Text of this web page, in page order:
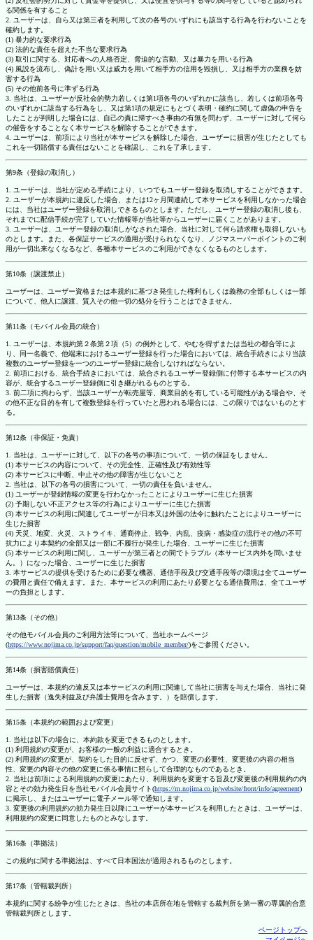
る関係を有すること
2. ユーザーは、自ら又は第三者を利用して次の各号のいずれにも該当する行為を行わないことを
確約します。
(1) 暴力的な要求行為
(2) 法的な責任を超えた不当な要求行為
(3) 取引に関する、対応者への人格否定、脅迫的な言動、又は暴力を用いる行為
(4) 風説を流布し、偽計を用い又は威力を用いて相手方の信用を毀損し、又は相手方の業務を妨
害する行為
(5) その他前各号に準ずる行為
3. 当社は、ユーザーが反社会的勢力若しくは第1項各号のいずれかに該当し、若しくは前項各号
のいずれかに該当する行為をし、又は第1項の規定にもとづく表明・確約に関して虚偽の申告を
したことが判明した場合には、自己の責に帰すべき事由の有無を問わず、ユーザーに対して何ら
の催告をすることなく本サービスを解除することができます。
4. ユーザーは、前項により当社が本サービスを解除した場合、ユーザーに損害が生じたとしても
これを一切賠償する責任はないことを確認し、これを了承します。
第9条（登録の取消し）
1. ユーザーは、当社が定める手続により、いつでもユーザー登録を取消しすることができます。
2. ユーザーが本規約に違反した場合、または12ヶ月間連続して本サービスを利用しなかった場合
には、当社はユーザー登録を取消しできるものとします。ただし、ユーザー登録の取消し後も、
それまでに配信手続が完了していた情報等が当社等からユーザーに届くことがあります。
3. ユーザーは、ユーザー登録の取消しがなされた場合、当社に対して何ら請求権も取得しないも
のとします。また、各保証サービスの適用が受けられなくなり、ノジマスーパーポイントのご利
用が一切出来なくなるなど、各種本サービスのご利用ができなくなるものとします。
第10条（譲渡禁止）
ユーザーは、ユーザー資格または本規約に基づき発生した権利もしくは義務の全部もしくは一部
について、他人に譲渡、質入その他一切の処分を行うことはできません。
第11条（モバイル会員の統合）
1. ユーザーは、本規約第２条第２項（5）の例外として、やむを得ずまたは当社の都合等によ
り、同一名義で、他端末におけるユーザー登録を行った場合においては、統合手続きにより当該
複数のユーザー登録を一つのユーザー登録に統合しなければならない。
2. 前項における、統合手続きにおいては、統合されるユーザー登録側に付帯する本サービスの内
容が、統合するユーザー登録側に引き継がれるものとする。
3. 前二項に拘わらず、当該ユーザーが転売屋等、商業目的を有している可能性がある場合や、そ
の他不正な目的を有して複数登録を行っていたと思われる場合には、この限りではないものとす
る。
第12条（非保証・免責）
1. 当社は、ユーザーに対して、以下の各号の事項について、一切の保証をしません。
(1) 本サービスの内容について、その完全性、正確性及び有効性等
(2) 本サービスに中断、中止その他の障害が生じないこと
2. 当社は、以下の各号の損害について、一切の責任を負いません。
(1) ユーザーが登録情報の変更を行わなかったことによりユーザーに生じた損害
(2) 予期しない不正アクセス等の行為によりユーザーに生じた損害
(3) 本サービスの利用に関連してユーザーが日本又は外国の法令に触れたことによりユーザーに
生じた損害
(4) 天災、地変、火災、ストライキ、通商停止、戦争、内乱、疫病・感染症の流行その他の不可
抗力により本契約の全部又は一部に不履行が発生した場合、ユーザーに生じた損害
(5) 本サービスの利用に関し、ユーザーが第三者との間でトラブル（本サービス内外を問いませ
ん。）になった場合、ユーザーに生じた損害
3. 本サービスの提供を受けるために必要な機器、通信手段及び交通手段等の環境は全てユーザー
の費用と責任で備えます。また、本サービスの利用にあたり必要となる通信費用は、全てユーザ
ーの負担とします。
第13条（その他）
その他モバイル会員のご利用方法等について、当社ホームページ
(https://www.nojima.co.jp/support/faq/question/mobile_member/)をご参照ください。
第14条（損害賠償責任）
ユーザーは、本規約の違反又は本サービスの利用に関連して当社に損害を与えた場合、当社に発
生した損害（逸失利益及び弁護士費用を含みます。）を賠償します。
第15条（本規約の範囲および変更）
1. 当社は以下の場合に、本約款を変更できるものとします。
(1) 利用規約の変更が、お客様の一般の利益に適合するとき。
(2) 利用規約の変更が、契約をした目的に反せず、かつ、変更の必要性、変更後の内容の相当
性、変更の内容その他の変更に係る事情に照らして合理的なものであるとき。
2. 当社は前項による利用規約の変更にあたり、利用規約を変更する旨及び変更後の利用規約の内
容とその効力発生日を当社モバイル会員サイト(https://m.nojima.co.jp/website/front/info/agreement)
に掲示し、またはユーザーに電子メール等で通知します。
3. 変更後の利用規約の効力発生日以降にユーザーが本サービスを利用したときは、ユーザーは、
利用規約の変更に同意したものとみなします。
第16条（準拠法）
この規約に関する準拠法は、すべて日本国法が適用されるものとします。
第17条（管轄裁判所）
本規約に関する紛争が生じたときは、当社の本店所在地を管轄する裁判所を第一審の専属的合意
管轄裁判所とします。
ページトップへ